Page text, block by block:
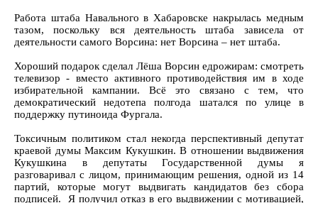
Работа штаба Навального в Хабаровске накрылась медным
тазом, поскольку вся деятельность штаба зависела от
деятельности самого Ворсина: нет Ворсина – нет штаба.
Хороший подарок сделал Лёша Ворсин едрожирам: смотреть
телевизор - вместо активного противодействия им в ходе
избирательной кампании. Всё это связано с тем, что
демократический недотепа полгода шатался по улице в
поддержку путиноида Фургала.
Токсичным политиком стал некогда перспективный депутат
краевой думы Максим Кукушкин. В отношении выдвижения
Кукушкина в депутаты Государственной думы я
разговаривал с лицом, принимающим решения, одной из 14
партий, которые могут выдвигать кандидатов без сбора
подписей. Я получил отказ в его выдвижении с мотивацией,